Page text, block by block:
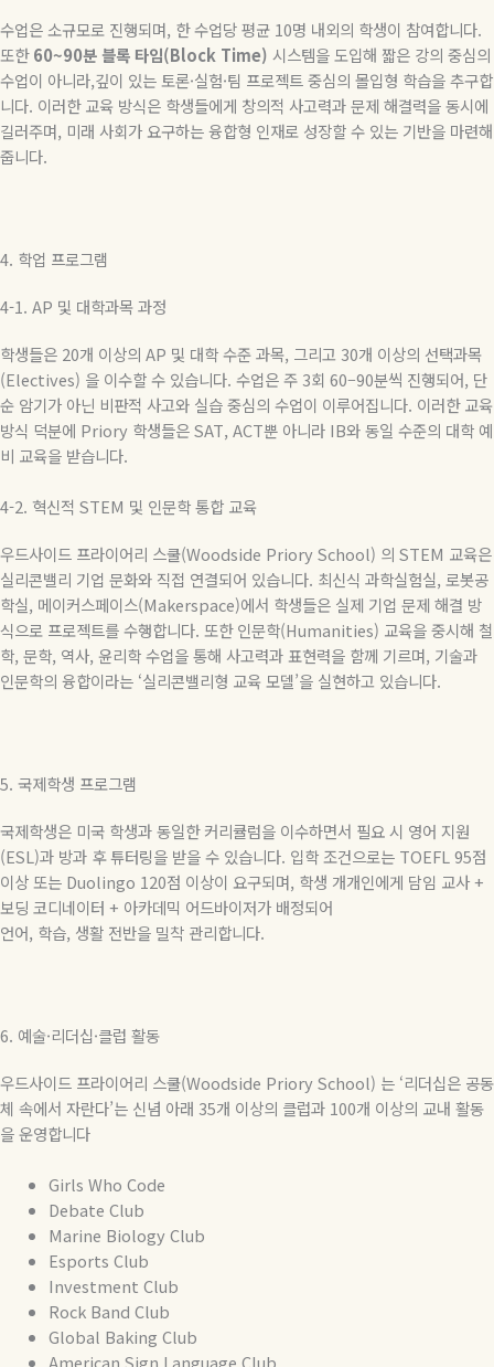
수업은 소규모로 진행되며, 한 수업당 평균 10명 내외의 학생이 참여합니다.
또한 60~90분 블록타임(Block Time) 시스템을 도입해 짧은 강의 중심의
수업이 아니라,깊이 있는 토론·실험·팀 프로젝트 중심의 몰입형 학습을 추구합
니다. 이러한 교육 방식은 학생들에게 창의적 사고력과 문제 해결력을 동시에
길러주며, 미래 사회가 요구하는 융합형 인재로 성장할 수 있는 기반을 마련해
줍니다.
4. 학업 프로그램
4-1. AP 및 대학과목과정
학생들은 20개 이상의 AP 및 대학 수준 과목, 그리고 30개 이상의 선택과목
(Electives) 을 이수할 수 있습니다. 수업은 주3회 60–90분씩 진행되어, 단
순 암기가 아닌 비판적 사고와 실습 중심의 수업이 이루어집니다. 이러한 교육
방식 덕분에 Priory 학생들은SAT, ACT뿐 아니라 IB와 동일 수준의 대학 예
비 교육을 받습니다.
4-2. 혁신적 STEM 및 인문학통합 교육
우드사이드 프라이어리 스쿨(Woodside Priory School) 의 STEM 교육은
실리콘밸리 기업 문화와 직접 연결되어 있습니다. 최신식 과학실험실, 로봇공
학실, 메이커스페이스(Makerspace)에서 학생들은 실제 기업 문제 해결 방
식으로 프로젝트를 수행합니다. 또한 인문학(Humanities) 교육을 중시해 철
학, 문학, 역사, 윤리학 수업을 통해 사고력과 표현력을 함께 기르며, 기술과
인문학의 융합이라는 ‘실리콘밸리형 교육 모델’을 실현하고 있습니다.
5. 국제학생 프로그램
국제학생은 미국 학생과 동일한 커리큘럼을 이수하면서 필요 시 영어 지원
(ESL)과 방과 후 튜터링을 받을 수 있습니다. 입학 조건으로는 TOEFL 95점
이상 또는 Duolingo 120점 이상이 요구되며, 학생 개개인에게 담임 교사+
보딩 코디네이터 + 아카데믹 어드바이저가 배정되어
언어, 학습, 생활 전반을 밀착 관리합니다.
6. 예술·리더십·클럽 활동
우드사이드 프라이어리 스쿨(Woodside Priory School) 는 ‘리더십은 공동
체 속에서 자란다’는 신념 아래 35개 이상의 클럽과 100개 이상의 교내 활동
을 운영합니다
Girls Who Code
Debate Club
Marine Biology Club
Esports Club
Investment Club
Rock Band Club
Global Baking Club
American Sign Language Club